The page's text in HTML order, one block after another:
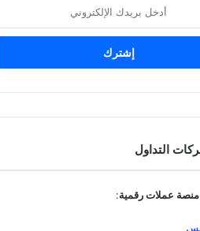
التداول
عملات رقمية: